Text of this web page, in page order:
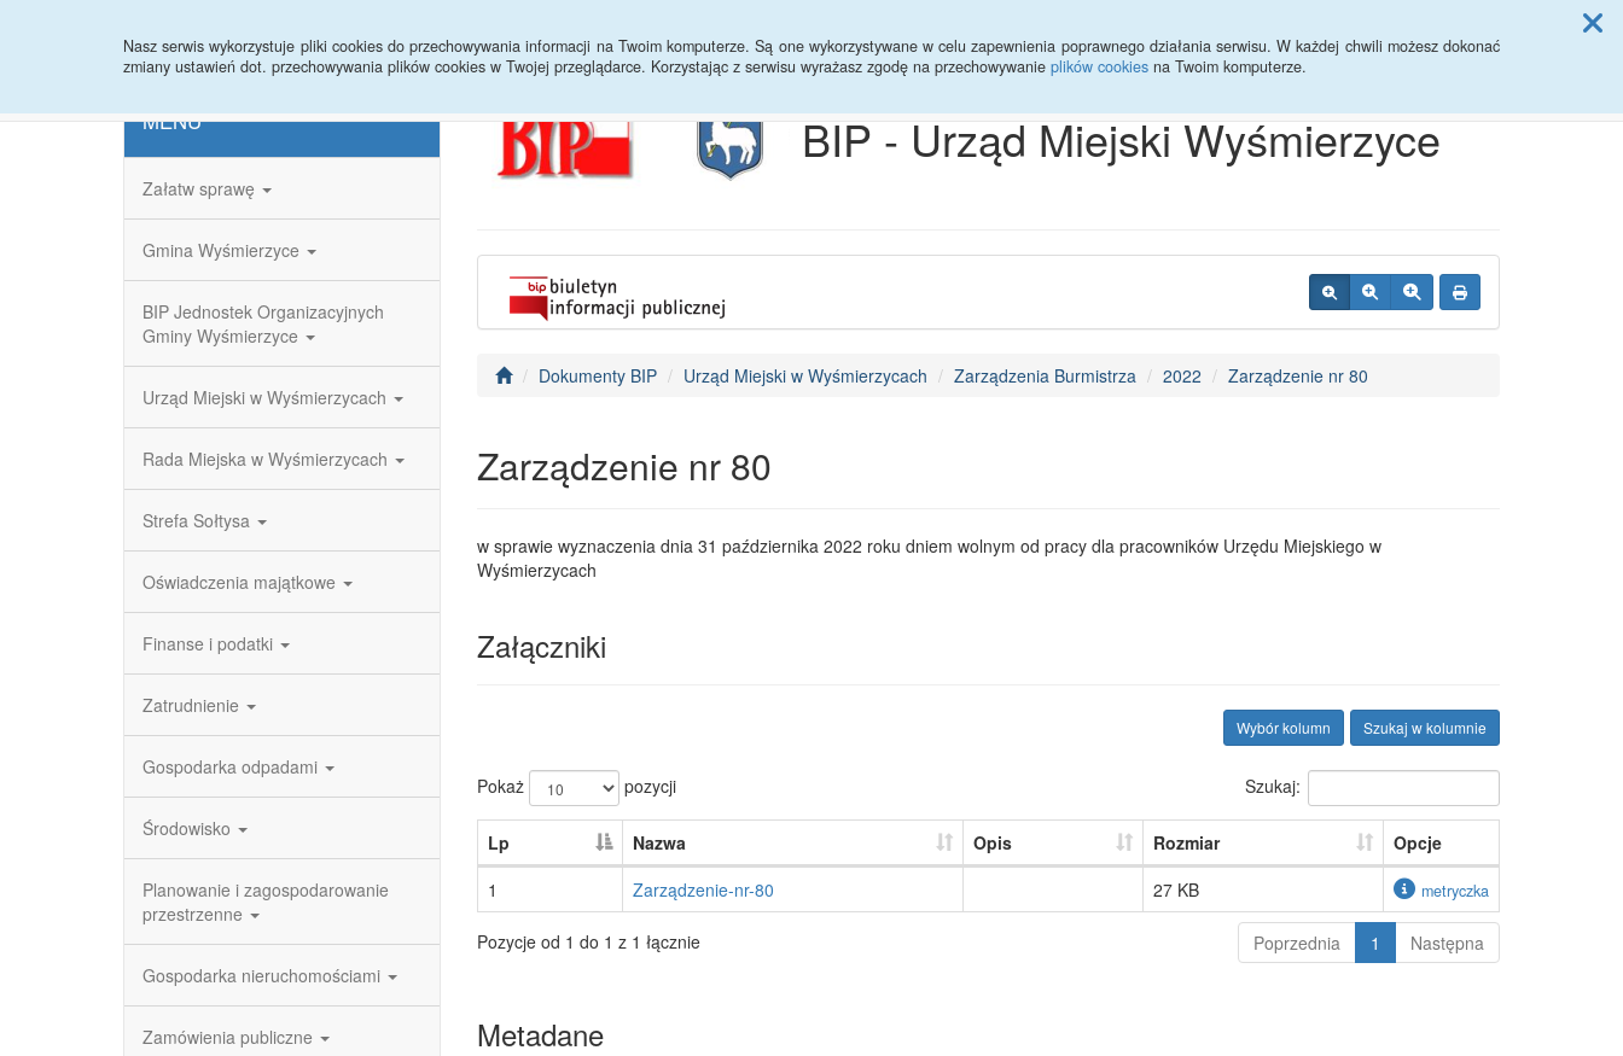
Nasz serwis wykorzystuje pliki cookies do przechowywania informacji na Twoim komputerze. Są one wykorzystywane w celu zapewnienia poprawnego działania serwisu. W każdej chwili możesz dokonać
zmiany ustawień dot. przechowywania plików cookies w Twojej przeglądarce. Korzystając z serwisu wyrażasz zgodę na przechowywanie plików cookies na Twoim komputerze.
Przycisk wyszukaj duży
MENU
Załatw sprawę
Gmina Wyśmierzyce
BIP Jednostek Organizacyjnych
Gminy Wyśmierzyce
Urząd Miejski w Wyśmierzycach
Rada Miejska w Wyśmierzycach
Strefa Sołtysa
Oświadczenia majątkowe
Finanse i podatki
Zatrudnienie
Gospodarka odpadami
Środowisko
Planowanie i zagospodarowanie
przestrzenne
Gospodarka nieruchomościami
Zamówienia publiczne
BIP - Urząd Miejski Wyśmierzyce
Dokumenty BIP Urząd Miejski w Wyśmierzycach Zarządzenia Burmistrza 2022 Zarządzenie nr 80
Zarządzenie nr 80
w sprawie wyznaczenia dnia 31 października 2022 roku dniem wolnym od pracy dla pracowników Urzędu Miejskiego w
Wyśmierzycach
Załączniki
Szukaj w kolumnie
Wybór kolumn
Pokaż pozycji Szukaj:
Lp Nazwa Opis Rozmiar
Opcje
1
Zarządzenie-nr-80 27 KB metryczka
Pozycje od 1 do 1 z 1 łącznie Poprzednia 1 Następna
Metadane